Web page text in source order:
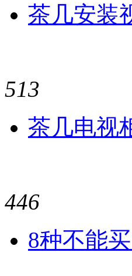
茶几安装
513
茶几电视
446
8种不能